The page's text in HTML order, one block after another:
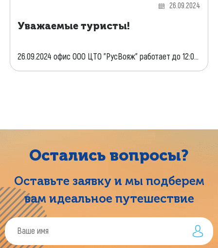
26.09.2024
Уважаемые туристы!
26.09.2024 офис ООО ЦТО "РусВояж" работает до 12:0...
Остались вопросы?
Оставьте заявку и мы подберем
вам идеальное путешествие